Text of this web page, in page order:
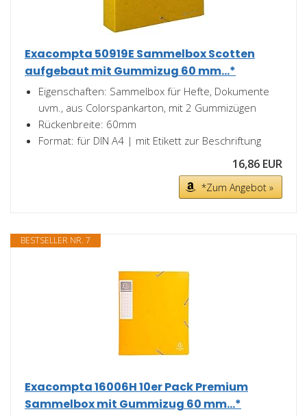
Exacompta 50919E Sammelbox Scotten
aufgebaut mit Gummizug 60 mm...*
Eigenschaften: Sammelbox für Hefte, Dokumente
uvm., aus Colorspankarton, mit 2 Gummizügen
Rückenbreite: 60mm
Format: für DIN A4 | mit Etikett zur Beschriftung
16,86 EUR
*Zum Angebot »
BESTSELLER NR. 7
Exacompta 16006H 10er Pack Premium
Sammelbox mit Gummizug 60 mm...*